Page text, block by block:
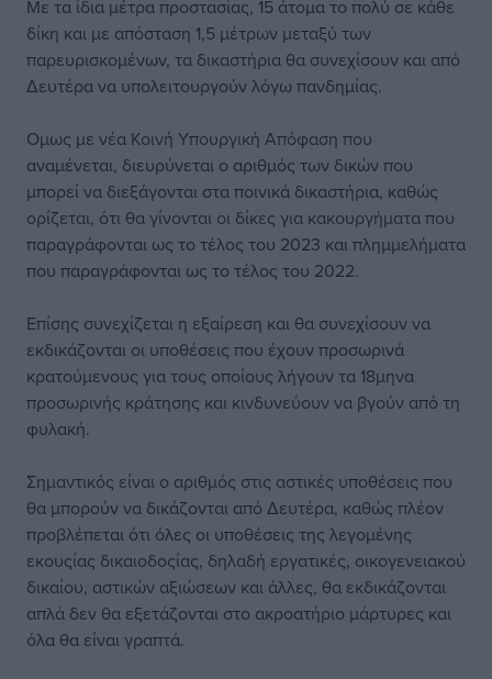
Mε τα ίδια μέτρα προστασίας, 15 άτομα το πολύ σε κάθε
δίκη και με απόσταση 1,5 μέτρων μεταξύ των
παρευρισκομένων, τα δικαστήρια θα συνεχίσουν και από
Δευτέρα να υπολειτουργούν λόγω πανδημίας.
Ομως με νέα Κοινή Υπουργική Απόφαση που
αναμένεται, διευρύνεται ο αριθμός των δικών που
μπορεί να διεξάγονται στα ποινικά δικαστήρια, καθώς
ορίζεται, ότι θα γίνονται οι δίκες για κακουργήματα που
παραγράφονται ως το τέλος του 2023 και πλημμελήματα
που παραγράφονται ως το τέλος του 2022.
Επίσης συνεχίζεται η εξαίρεση και θα συνεχίσουν να
εκδικάζονται οι υποθέσεις που έχουν προσωρινά
κρατούμενους για τους οποίους λήγουν τα 18μηνα
προσωρινής κράτησης και κινδυνεύουν να βγούν από τη
φυλακή.
Σημαντικός είναι ο αριθμός στις αστικές υποθέσεις που
θα μπορούν να δικάζονται από Δευτέρα, καθώς πλέον
προβλέπεται ότι όλες οι υποθέσεις της λεγομένης
εκουςίας δικαιοδοςίας, δηλαδή εργατικές, οικογενειακού
δικαίου, αστικών αξιώσεων και άλλες, θα εκδικάζονται
απλά δεν θα εξετάζονται στο ακροατήριο μάρτυρες και
όλα θα είναι γραπτά.